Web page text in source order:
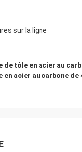
sur la ligne
de tôle en acier au
en acier au carbone de